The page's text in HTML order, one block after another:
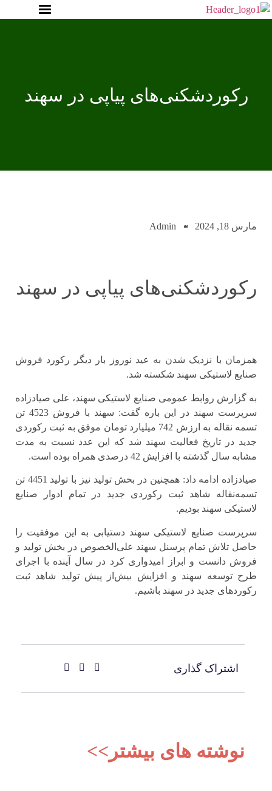
رکوردشکنی‌های پیاپی در سهند
مارس 18, 2024 Admin
رکوردشکنی‌های پیاپی در سهند
همزمان با نزدیک شدن به عید نوروز بار دیگر رکورد فروش
صنایع لاستیکی سهند شکسته شد.
به گزارش روابط عمومی صنایع لاستیکی سهند، علی صیادزاده
سرپرست سهند در این باره گفت: سهند با فروش 4523 تن
تسمه نقاله به ارزش 742 میلیارد تومان موفق به ثبت رکوردی
جدید در تاریخ فعالیت سهند شد که این عدد نسبت به مدت
مشابه سال گذشته با افزایش 42 درصدی همراه بوده است.
صیادزاده ادامه داد: همچنین در بخش تولید نیز با تولید 4451 تن
تسمه‌نقاله شاهد ثبت رکوردی جدید در تمام ادوار صنایع
لاستیکی سهند بودیم.
سرپرست صنایع لاستیکی سهند دستیابی به این موفقیت را
حاصل تلاش تمام پرسنل سهند علی‌الخصوص در بخش تولید و
فروش دانست و ابراز امیدواری کرد در سال آینده با اجرای
طرح توسعه سهند و افزایش بیش‌از پیش تولید شاهد ثبت
رکوردهای جدید در سهند باشیم.
اشتراک گذاری
نوشته های بیشتر>>